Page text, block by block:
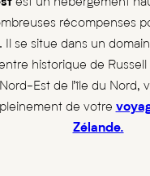
récompenses
Il se situe dans un
historique de Russell
Est de l’île du Nord,
de votre
Zélande.